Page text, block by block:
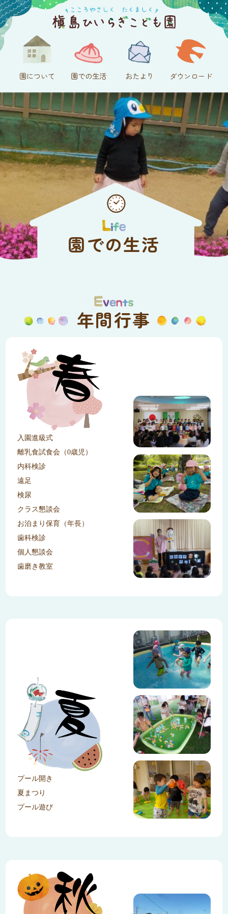
園について 園での生活 おたより ダウンロード
園での生活
年間行事
入園進級式
離乳食試食会（0歳児）
内科検診
遠足
検尿
クラス懇談会
お泊まり保育（年長）
歯科検診
個人懇談会
歯磨き教室
プール開き
夏まつり
プール遊び